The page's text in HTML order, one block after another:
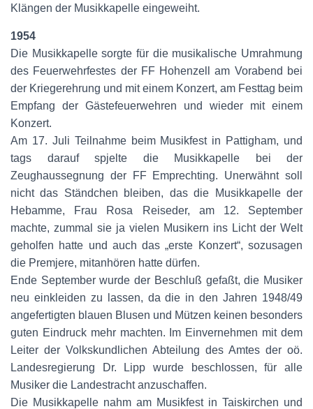
Klängen der Musikkapelle eingeweiht.
1954
Die Musikkapelle sorgte für die musikalische Umrahmung
des Feuerwehrfestes der FF Hohenzell am Vorabend bei
der Kriegerehrung und mit einem Konzert, am Festtag beim
Empfang der Gästefeuerwehren und wieder mit einem
Konzert.
Am 17. Juli Teilnahme beim Musikfest in Pattigham, und
tags darauf spjelte die Musikkapelle bei der
Zeughaussegnung der FF Emprechting. Unerwähnt soll
nicht das Ständchen bleiben, das die Musikkapelle der
Hebamme, Frau Rosa Reiseder, am 12. September
machte, zummal sie ja vielen Musikern ins Licht der Welt
geholfen hatte und auch das „erste Konzert“, sozusagen
die Premjere, mitanhören hatte dürfen.
Ende September wurde der Beschluß gefaßt, die Musiker
neu einkleiden zu lassen, da die in den Jahren 1948/49
angefertigten blauen Blusen und Mützen keinen besonders
guten Eindruck mehr machten. Im Einvernehmen mit dem
Leiter der Volkskundlichen Abteilung des Amtes der oö.
Landesregierung Dr. Lipp wurde beschlossen, für alle
Musiker die Landestracht anzuschaffen.
Die Musikkapelle nahm am Musikfest in Taiskirchen und